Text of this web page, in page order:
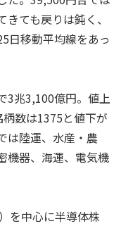
ても戻りは鈍く、
日移動平均線をあっ
3兆3,100億円。値上
数は1375と値下が
は陸運、水産・農
機器、海運、電気機
を中心に半導体株